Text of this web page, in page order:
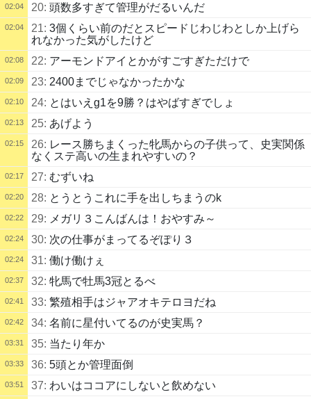
02:04 20: 頭数多すぎて管理がだるいんだ
02:04 21: 3個くらい前のだとスピードじわじわとしか上げら
れなかった気がしたけど
02:08 22: アーモンドアイとかがすごすぎただけで
02:09 23: 2400までじゃなかったかな
02:10 24: とはいえg1を9勝？はやばすぎでしょ
02:13 25: あげよう
02:15 26: レース勝ちまくった牝馬からの子供って、史実関係
なくステ高いの生まれやすいの？
02:17 27: むずいね
02:20 28: とうとうこれに手を出しちまうのk
02:22 29: メガリ３こんばんは！おやすみ～
02:24 30: 次の仕事がまってるぞぽり３
02:24 31: 働け働けぇ
02:37 32: 牝馬で牡馬3冠とるべ
02:41 33: 繁殖相手はジャアオキテロヨだね
02:42 34: 名前に星付いてるのが史実馬？
03:31 35: 当たり年か
03:33 36: 5頭とか管理面倒
03:51 37: わいはココアにしないと飲めない